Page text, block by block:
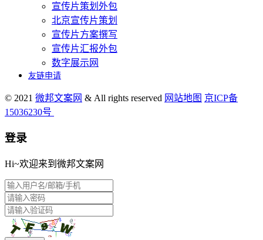
宣传片策划外包
北京宣传片策划
宣传片方案撰写
宣传片汇报外包
数字展示网
友链申请
© 2021 微邦文案网 & All rights reserved 网站地图 京ICP备
15036230号
登录
Hi~欢迎来到微邦文案网